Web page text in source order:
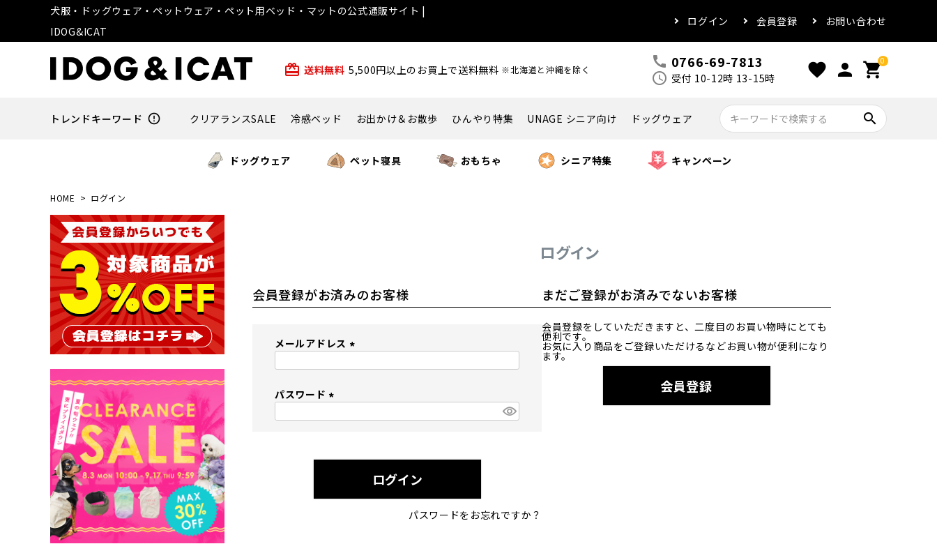
犬服・ドッグウェア・ペットウェア・ペット用ベッド・マットの公式通販サイト |
IDOG&ICAT
ログイン 会員登録 お問い合わせ
card_giftcard 送料無料 5,500円以上のお買上で送料無料 ※北海道と沖縄を除く call 0766-69-7813
schedule 受付 10-12時 13-15時 favorite person 0
shopping_cart
トレンドキーワード error_outline クリアランスSALE 冷感ベッド お出かけ＆お散歩 ひんやり特集 UNAGE シニア向け ドッグウェア search
ドッグウェア ペット寝具 おもちゃ シニア特集 キャンペーン
HOME ログイン
ログイン
会員登録がお済みのお客様
メールアドレス
パスワード
)
ログイン
パスワードをお忘れですか？
まだご登録がお済みでないお客様
会員登録をしていただきますと、二度目のお買い物時にとても
便利です。
お気に入り商品をご登録いただけるなどお買い物が便利になり
ます。
会員登録